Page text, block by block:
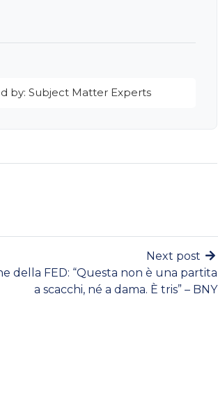
by: Subject Matter Experts
Next post
della FED: “Questa non è una partita
a scacchi, né a dama. È tris” – BNY